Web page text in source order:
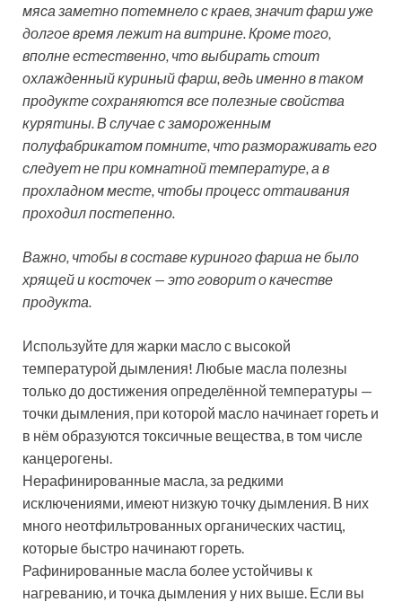
мяса заметно потемнело с краев, значит фарш уже
долгое время лежит на витрине. Кроме того,
вполне естественно, что выбирать стоит
охлажденный куриный фарш, ведь именно в таком
продукте сохраняются все полезные свойства
курятины. В случае с замороженным
полуфабрикатом помните, что размораживать его
следует не при комнатной температуре, а в
прохладном месте, чтобы процесс оттаивания
проходил постепенно.
Важно, чтобы в составе куриного фарша не было
хрящей и косточек — это говорит о качестве
продукта.
Используйте для жарки масло с высокой
температурой дымления! Любые масла полезны
только до достижения определённой температуры —
точки дымления, при которой масло начинает гореть и
в нём образуются токсичные вещества, в том числе
канцерогены.
Нерафинированные масла, за редкими
исключениями, имеют низкую точку дымления. В них
много неотфильтрованных органических частиц,
которые быстро начинают гореть.
Рафинированные масла более устойчивы к
нагреванию, и точка дымления у них выше. Если вы